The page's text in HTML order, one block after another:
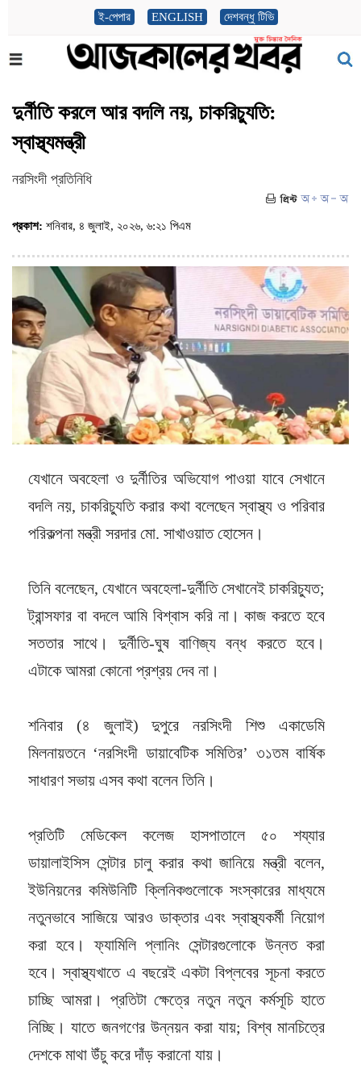
ই-পেপার ENGLISH দেশবন্ধু টিভি
দুর্নীতি করলে আর বদলি নয়, চাকরিচ্যুতি:
স্বাস্থ্যমন্ত্রী
নরসিংদী প্রতিনিধি
প্রকাশ: শনিবার, ৪ জুলাই, ২০২৬, ৬:২১ পিএম
যেখানে অবহেলা ও দুর্নীতির অভিযোগ পাওয়া যাবে সেখানে
বদলি নয়, চাকরিচ্যুতি করার কথা বলেছেন স্বাস্থ্য ও পরিবার
পরিকল্পনা মন্ত্রী সরদার মো. সাখাওয়াত হোসেন।
তিনি বলেছেন, ‌যেখানে অবহেলা-দুর্নীতি সেখানেই চাকরিচ্যুত;
ট্রান্সফার বা বদলে আমি বিশ্বাস করি না। কাজ করতে হবে
সততার সাথে। দুর্নীতি-ঘুষ বাণিজ্য বন্ধ করতে হবে।
এটাকে আমরা কোনো প্রশ্রয় দেব না।
শনিবার (৪ জুলাই) দুপুরে নরসিংদী শিশু একাডেমি
মিলনায়তনে ‘নরসিংদী ডায়াবেটিক সমিতির’ ৩১তম বার্ষিক
সাধারণ সভায় এসব কথা বলেন তিনি।
প্রতিটি মেডিকেল কলেজ হাসপাতালে ৫০ শয্যার
ডায়ালাইসিস সেন্টার চালু করার কথা জানিয়ে মন্ত্রী বলেন,
ইউনিয়নের কমিউনিটি ক্লিনিকগুলোকে সংস্কারের মাধ্যমে
নতুনভাবে সাজিয়ে আরও ডাক্তার এবং স্বাস্থ্যকর্মী নিয়োগ
করা হবে। ফ্যামিলি প্লানিং সেন্টারগুলোকে উন্নত করা
হবে। স্বাস্থ্যখাতে এ বছরেই একটা বিপ্লবের সূচনা করতে
চাচ্ছি আমরা। প্রতিটা ক্ষেত্রে নতুন নতুন কর্মসূচি হাতে
নিচ্ছি। যাতে জনগণের উন্নয়ন করা যায়; বিশ্ব মানচিত্রে
দেশকে মাথা উঁচু করে দাঁড় করানো যায়।